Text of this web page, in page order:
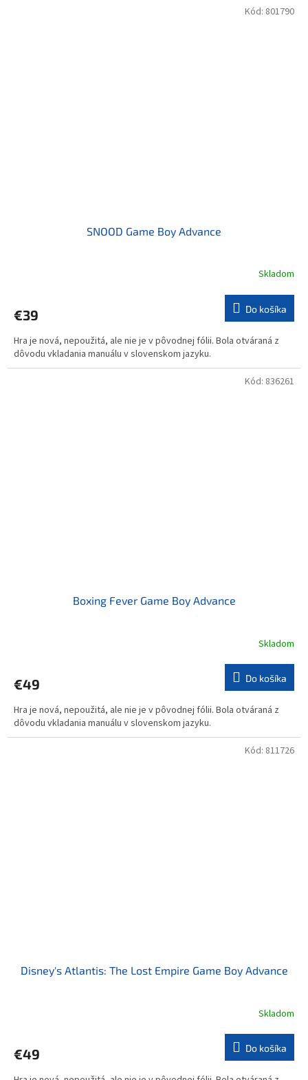
SNOOD Game Boy Advance
Skladom
€39 Do košíka
Hra je nová, nepoužitá, ale nie je v pôvodnej fólii. Bola otváraná z
dôvodu vkladania manuálu v slovenskom jazyku.
Kód: 801790
Boxing Fever Game Boy Advance
Skladom
€49 Do košíka
Hra je nová, nepoužitá, ale nie je v pôvodnej fólii. Bola otváraná z
dôvodu vkladania manuálu v slovenskom jazyku.
Kód: 836261
Disney's Atlantis: The Lost Empire Game Boy Advance
Skladom
€49 Do košíka
Kód: 811726